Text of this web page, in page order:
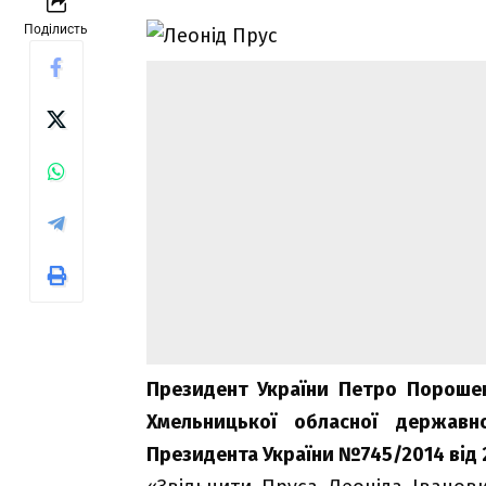
Поділисть
Президент України Петро
Хмельницької обласної
Президента України №745/2014 від